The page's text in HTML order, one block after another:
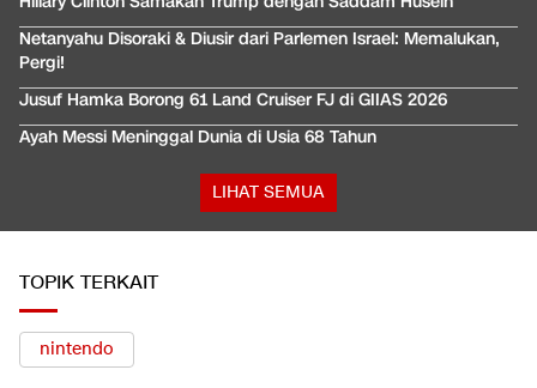
Netanyahu Disoraki & Diusir dari Parlemen Israel: Memalukan,
Pergi!
Jusuf Hamka Borong 61 Land Cruiser FJ di GIIAS 2026
Ayah Messi Meninggal Dunia di Usia 68 Tahun
LIHAT SEMUA
TOPIK TERKAIT
nintendo